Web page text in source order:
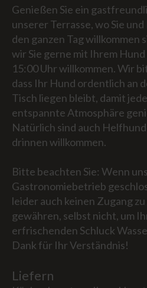
Genießen Sie ein
unserer Terrasse, wo Sie
den ganzen Tag willkommen
wir Sie gerne mit Ihrem
15:00 Uhr willkommen. Wir
dass Ihr Hund ordentlich an
Tisch liegen bleibt, damit
entspannte Atmosphäre
Natürlich sind auch
drinnen willkommen.
Bitte beachten Sie: Wenn
Gastronomiebetrieb
leider auch keinen Zugang
gewähren, selbst nicht, um
erfrischenden Schluck
Dank für Ihr Verständnis!
Liefern